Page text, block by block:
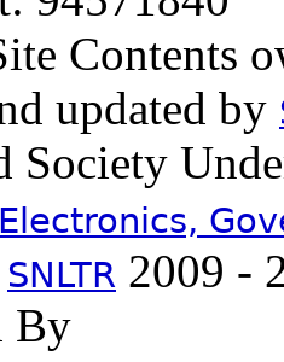
Contents
updated by
Society
SNLTR 2009 -
By